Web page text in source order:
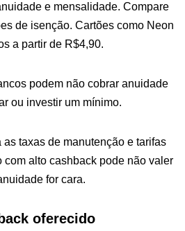
e mensalidade. Compare
de isenção. Cartões como Neon
a partir de R$4,90.
podem não cobrar anuidade
ou investir um mínimo.
taxas de manutenção e tarifas
com alto cashback pode não valer
for cara.
oferecido